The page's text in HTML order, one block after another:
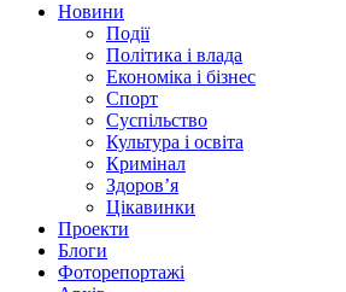
Новини
Події
Політика і влада
Економіка і бізнес
Спорт
Суспільство
Культура і освіта
Кримінал
Здоров’я
Цікавинки
Проекти
Блоги
Фоторепортажі